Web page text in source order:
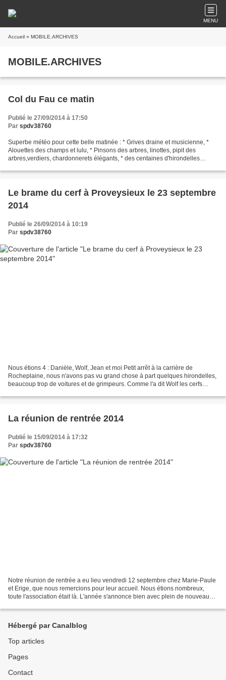
MENU
Accueil » MOBILE.ARCHIVES
MOBILE.ARCHIVES
Col du Fau ce matin
Publié le 27/09/2014 à 17:50
Par spdv38760
Superbe météo pour cette belle matinée : * Grives draine et musicienne, *
Alouettes des champs et lulu, * Pinsons des arbres, linottes, pipit des
arbres,verdiers, chardonnerets élégants, * des centaines d'hirondelles
Le brame du cerf à Proveysieux le 23 septembre
2014
Publié le 26/09/2014 à 10:19
Par spdv38760
Nous étions 4 : Danièle, Wolf, Jean et moi Petit arrêt à la carrière de
Rocheplaine, nous n'avons pas vu grand chose à part quelques hirondelles,
beaucoup trop de voitures et de grimpeurs. Comme l'a dit Wolf les cerfs
La réunion de rentrée 2014
Publié le 15/09/2014 à 17:32
Par spdv38760
Notre réunion de rentrée a eu lieu vendredi 12 septembre chez Marie-Paule
et Erige, que nous remercions pour leur accueil. Nous étions nombreux,
toute l'association était là. L'année s'annonce bien avec plein de nouveaux
Hébergé par Canalblog
Top articles
Pages
Contact